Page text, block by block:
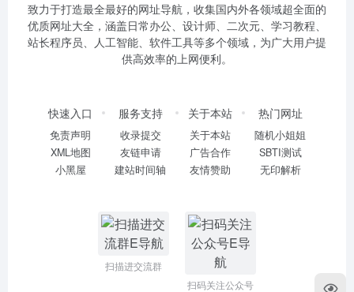
致力于打造最全最好的网址导航，收集国内外各领域超全面的
优质网址大全，涵盖日常办公、设计师、二次元、学习教程、
站长程序员、人工智能、软件工具等多个领域，为广大用户提
供高效率的上网便利。
快速入口
免责声明
XML地图
小黑屋
服务支持
收录提交
友链申请
建站时间轴
关于本站
关于本站
广告合作
友情赞助
热门网址
随机小姐姐
SBTI测试
无印解析
扫描进交流群
扫码关注公众号